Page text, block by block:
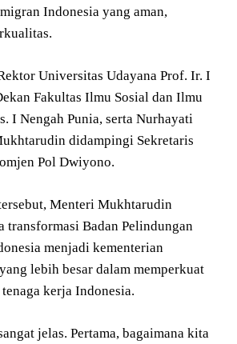
Indonesia yang aman,
Universitas Udayana Prof. Ir. I
Fakultas Ilmu Sosial dan Ilmu
I Nengah Punia, serta Nurhayati
didampingi Sekretaris
Pol Dwiyono.
Menteri Mukhtarudin
transformasi Badan Pelindungan
menjadi kementerian
lebih besar dalam memperkuat
kerja Indonesia.
jelas. Pertama, bagaimana kita